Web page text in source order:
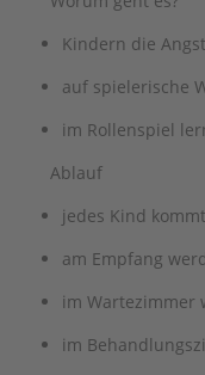
Kindern die
auf spielerische
im Rollenspiel
Ablauf
jedes Kind
am Empfang
im Wartezimmer
im